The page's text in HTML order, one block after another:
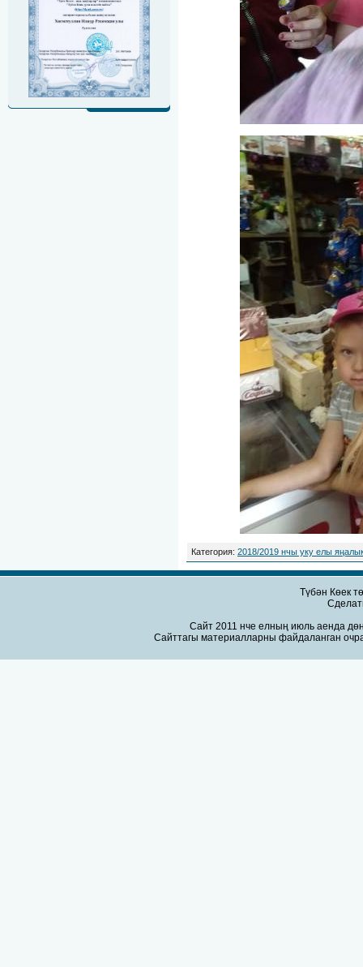
Категория: 2018/2019 нчы уку елы
Түбән Көек
Сайт 2011 нче елның июль аенда
Сайттагы материалларны файдаланган